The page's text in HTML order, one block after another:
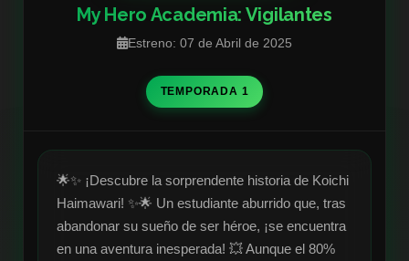
My Hero Academia: Vigilantes
Estreno: 07 de Abril de 2025
TEMPORADA 1
🌟✨ ¡Descubre la sorprendente historia de Koichi
Haimawari! ✨🌟 Un estudiante aburrido que, tras
abandonar su sueño de ser héroe, ¡se encuentra
en una aventura inesperada! 💥 Aunque el 80%